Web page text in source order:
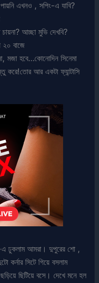
এখনও , সপিং-এ যাবি?
আচ্ছা মুভি দেখবি?
২০ বাজে
মজা হবে…কোনোদিন সিনেমা
করে!তোর আর একটা ফ্যান্টাসি
আমরা। দুপুরের শো ,
কর্নার সিটে গিয়ে বসলাম
ছিটিয়ে বসে। দেখে মনে হল